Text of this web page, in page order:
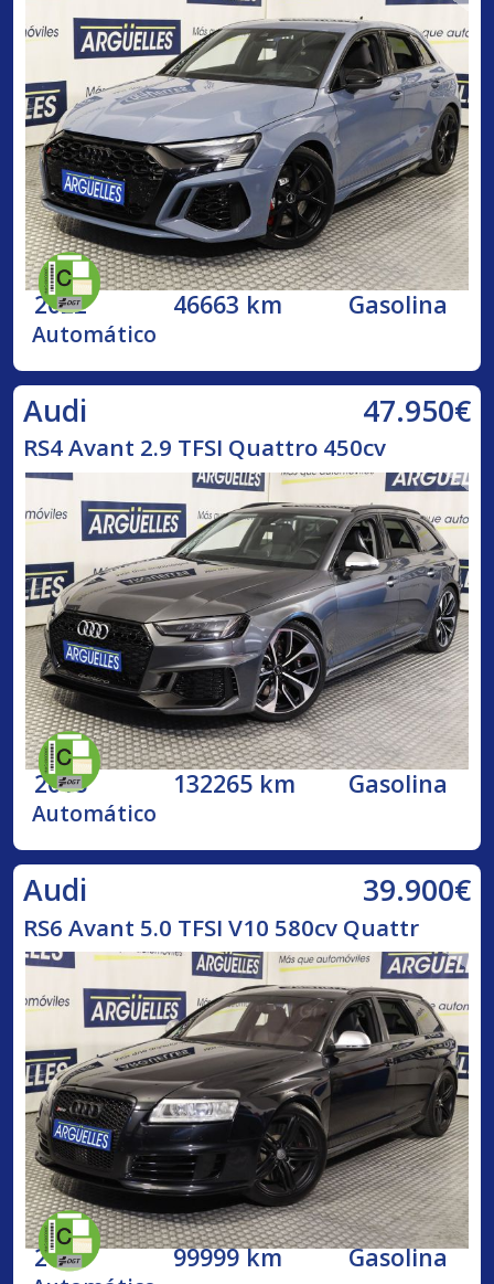
2022 46663 km Gasolina
Automático
Audi 47.950€
RS4 Avant 2.9 TFSI Quattro 450cv
2018 132265 km Gasolina
Automático
Audi 39.900€
RS6 Avant 5.0 TFSI V10 580cv Quattr
2009 99999 km Gasolina